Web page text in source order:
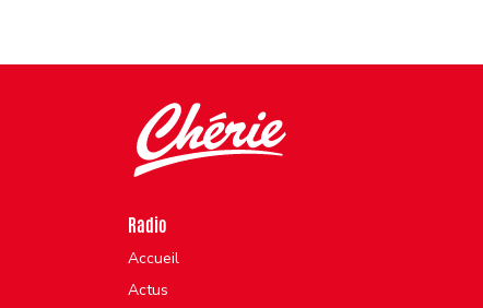
Radio
Accueil
Actus